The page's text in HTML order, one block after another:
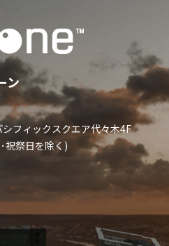
ン
フィックスクエア代々木4F
祝祭日を除く)